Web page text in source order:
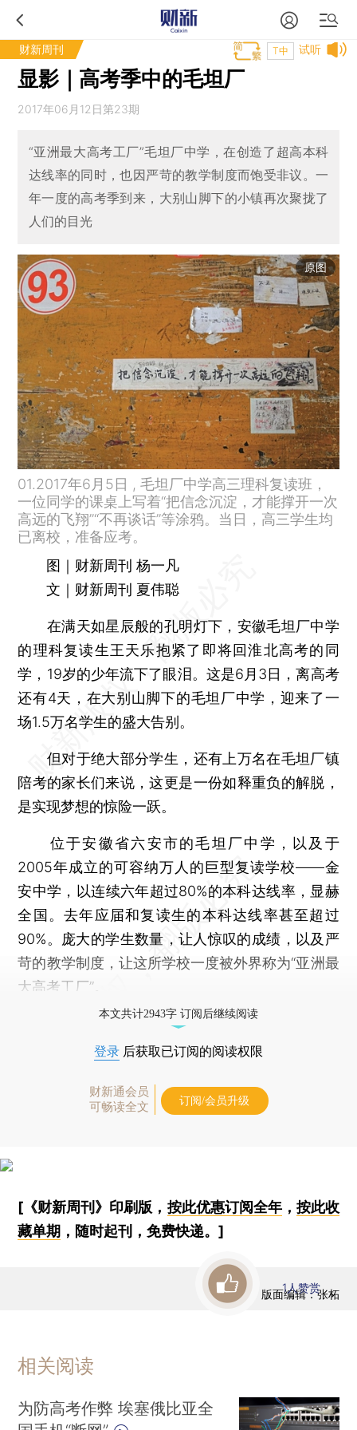
财新周刊 试听
T中
显影｜高考季中的毛坦厂
2017年06月12日第23期
“亚洲最大高考工厂”毛坦厂中学，在创造了超高本科
达线率的同时，也因严苛的教学制度而饱受非议。一
年一度的高考季到来，大别山脚下的小镇再次聚拢了
人们的目光
原图
01.2017年6月5日 , 毛坦厂中学高三理科复读班，
一位同学的课桌上写着“把信念沉淀，才能撑开一次
高远的飞翔”“不再谈话”等涂鸦。当日，高三学生均
已离校，准备应考。
图｜财新周刊 杨一凡
文｜财新周刊 夏伟聪
在满天如星辰般的孔明灯下，安徽毛坦厂中学
的理科复读生王天乐抱紧了即将回淮北高考的同
学，19岁的少年流下了眼泪。这是6月3日，离高考
还有4天，在大别山脚下的毛坦厂中学，迎来了一
场1.5万名学生的盛大告别。
但对于绝大部分学生，还有上万名在毛坦厂镇
陪考的家长们来说，这更是一份如释重负的解脱，
是实现梦想的惊险一跃。
位于安徽省六安市的毛坦厂中学，以及于
2005年成立的可容纳万人的巨型复读学校——金
安中学，以连续六年超过80%的本科达线率，显赫
全国。去年应届和复读生的本科达线率甚至超过
90%。庞大的学生数量，让人惊叹的成绩，以及严
苛的教学制度，让这所学校一度被外界称为“亚洲最
大高考工厂”。
本文共计2943字 订阅后继续阅读
登录 后获取已订阅的阅读权限
财新通会员
可畅读全文
订阅/会员升级
[《财新周刊》印刷版， 按此优惠订阅全年， 按此收
藏单期 ，随时起刊，免费快递。]
版面编辑：张柘
1人赞赏
相关阅读
为防高考作弊 埃塞俄比亚全